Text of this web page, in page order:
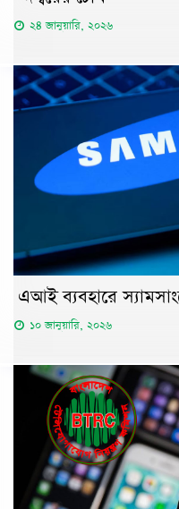
২৪ জানুয়ারি, ২০২৬
এআই ব্যবহারে
১০ জানুয়ারি, ২০২৬